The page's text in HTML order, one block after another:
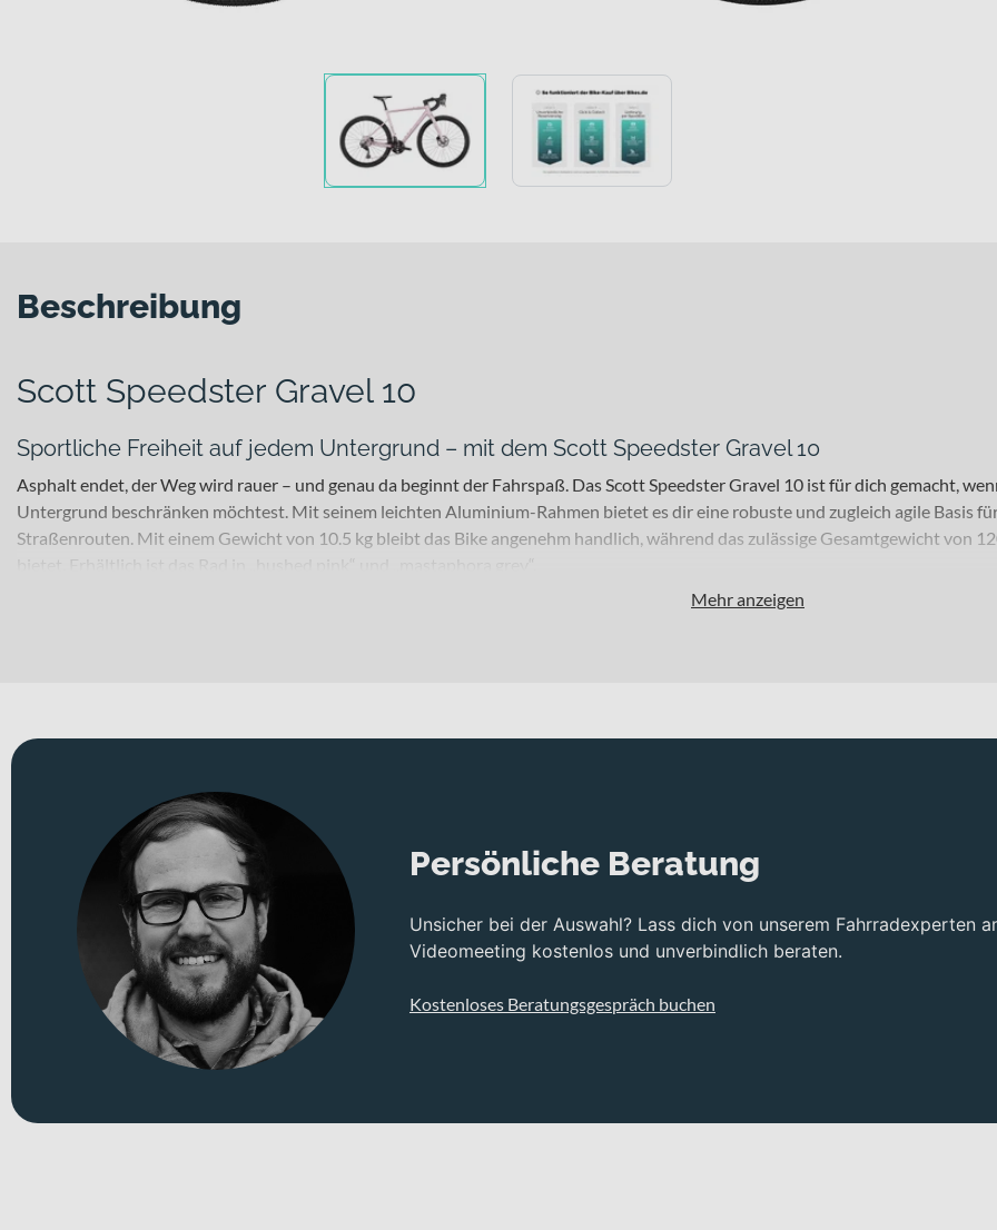
Beschreibung
Scott Speedster Gravel 10
Sportliche Freiheit auf jedem Untergrund – mit dem Scott Speedster Gravel 10
Asphalt endet, der Weg wird rauer – und genau da beginnt der Fahrspaß. Das Scott Speedster Gravel 10 ist für dich gemacht,
Untergrund beschränken möchtest. Mit seinem leichten Aluminium-Rahmen bietet es dir eine robuste und zugleich agile Basis
Straßenrouten. Mit einem Gewicht von 10.5 kg bleibt das Bike angenehm handlich, während das zulässige Gesamtgewicht von
bietet. Erhältlich ist das Rad in „hushed pink“ und „mastaphora grey“.
Technisches Konzept und Systemintegration
sportliche Einsätze. Gebremst wird vorne wie hinten mit der Shimano BR-RX410 Hydraulischen Scheibenbremse, die dir eine
Schotter oder bei wechselnden Bedingungen.
Die 24-Gang-Kettenschaltung unterstützt dich mit einer breiten Gangabstufung für unterschiedliche Streckenprofile, während
Kraftübertragung sorgt. Für Traktion auf losem Untergrund sind vorne und hinten Schwalbe G-One Bite Performance Reifen
Einsatz ausgelegt sind. Die Syncros RR2.5 27.2/350mm Sattelstütze ergänzt das sportliche Setup und sorgt für eine stimmige
Deine Vorteile
Leichter Aluminium-Rahmen mit 10.5 kg für agile Performance
Zulässiges Gesamtgewicht von 120 kg für vielseitige Einsatzmöglichkeiten
Shimano BR-RX410 Hydraulische Scheibenbremsen vorne und hinten für zuverlässige Kontrolle
Schwalbe G-One Bite Performance Reifen in 700x45C für Grip auf Gravel
Mehr anzeigen
Persönliche Beratung
Unsicher bei der Auswahl? Lass dich von unserem Fahrradexperten
Videomeeting kostenlos und unverbindlich beraten.
Kostenloses Beratungsgespräch buchen